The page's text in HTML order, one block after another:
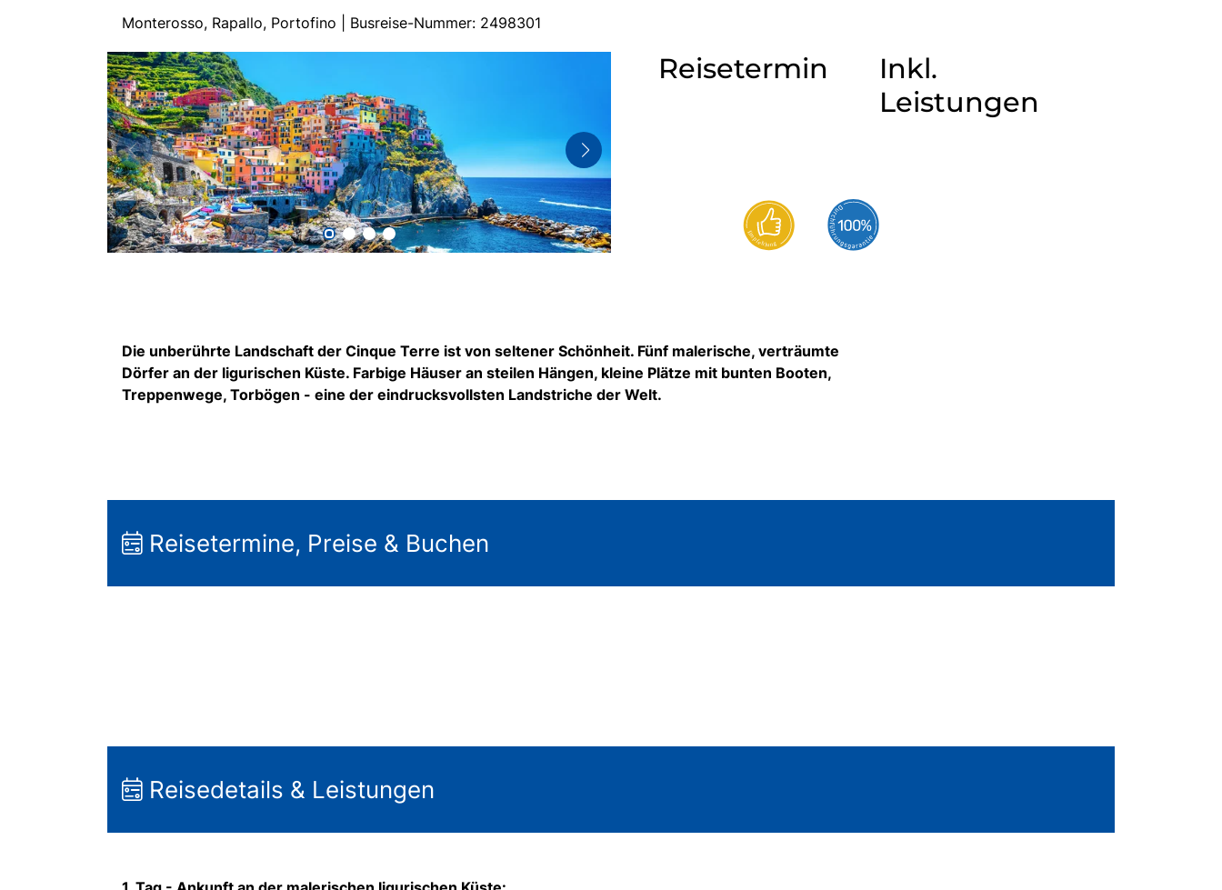
Monterosso, Rapallo, Portofino | Busreise-Nummer: 2498301
Reisetermin
Inkl.
Leistungen
Die unberührte Landschaft der Cinque Terre ist von seltener Schönheit. Fünf malerische, verträumte
Dörfer an der ligurischen Küste. Farbige Häuser an steilen Hängen, kleine Plätze mit bunten Booten,
Treppenwege, Torbögen - eine der eindrucksvollsten Landstriche der Welt.
Reisetermine, Preise & Buchen
Reisedetails & Leistungen